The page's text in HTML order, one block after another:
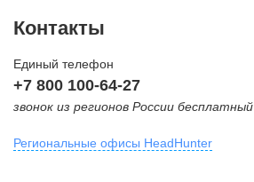
Контакты
Единый телефон
+7 800 100-64-27
звонок из регионов России бесплатный
Региональные офисы HeadHunter